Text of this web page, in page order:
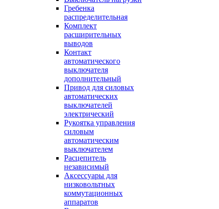
Гребенка
распределительная
Комплект
расширительных
выводов
Контакт
автоматического
выключателя
дополнительный
Привод для силовых
автоматических
выключателей
электрический
Рукоятка управления
силовым
автоматическим
выключателем
Расцепитель
независимый
Аксессуары для
низковольтных
коммутационных
аппаратов